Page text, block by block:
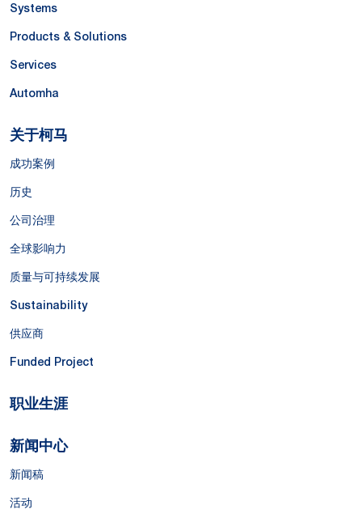
Systems
Products & Solutions
Services
Automha
关于柯马
成功案例
历史
公司治理
全球影响力
质量与可持续发展
Sustainability
供应商
Funded Project
职业生涯
新闻中心
新闻稿
活动